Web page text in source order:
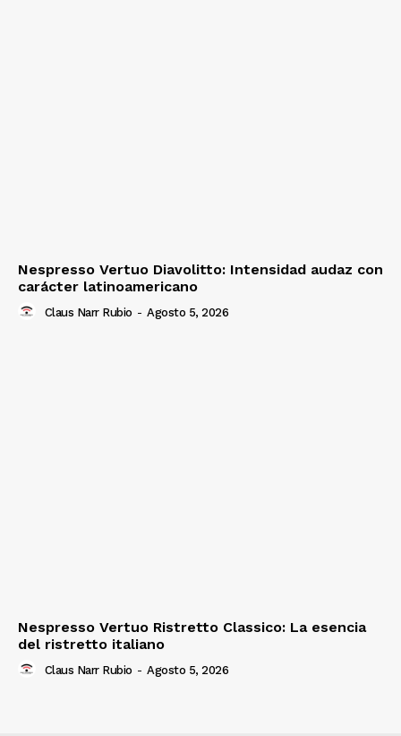
Nespresso Vertuo Diavolitto: Intensidad audaz con
carácter latinoamericano
Claus Narr Rubio - Agosto 5, 2026
Nespresso Vertuo Ristretto Classico: La esencia
del ristretto italiano
Claus Narr Rubio - Agosto 5, 2026